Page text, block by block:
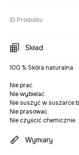
ID Produktu
Skład
100 % Skóra naturalna
Nie prać.
Nie wybielać.
Nie suszyć w suszarce
Nie prasować.
Nie czyścić chemicznie.
Wymiary